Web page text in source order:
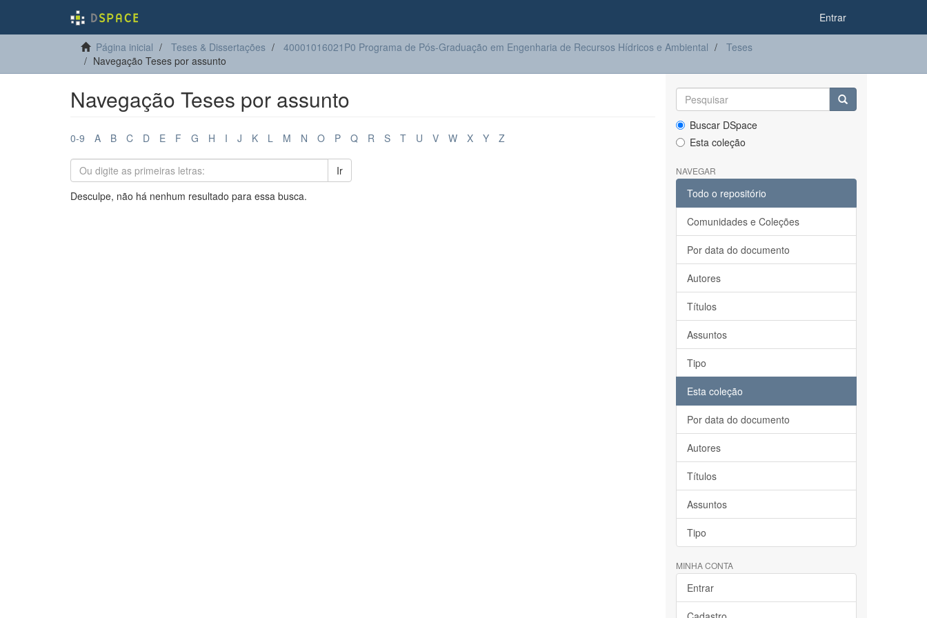
Entrar
Página inicial Teses & Dissertações 40001016021P0 Programa de Pós-Graduação em Engenharia de Recursos Hídricos e Ambiental
Teses
Navegação Teses por assunto
Navegação Teses por assunto
0-9 A B C D E F G H I J K L M N O P Q R S T U V W X Y Z
Ir
Desculpe, não há nenhum resultado para essa busca.
Buscar DSpace
Esta coleção
NAVEGAR
Todo o repositório
Comunidades e Coleções
Por data do documento
Autores
Títulos
Assuntos
Tipo
Esta coleção
Por data do documento
Autores
Títulos
Assuntos
Tipo
MINHA CONTA
Entrar